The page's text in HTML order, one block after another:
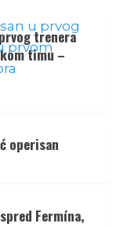
trenera
timu –
operisan
Fermína,